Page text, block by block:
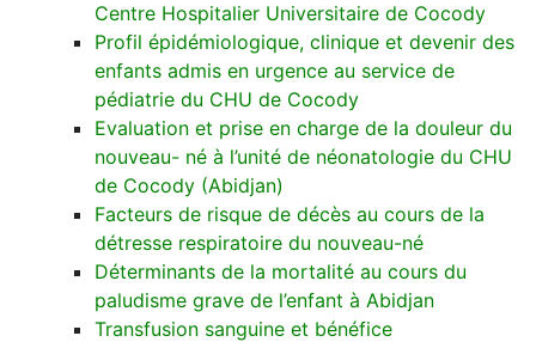
Centre Hospitalier Universitaire de Cocody
Profil épidémiologique, clinique et devenir des
enfants admis en urgence au service de
pédiatrie du CHU de Cocody
Evaluation et prise en charge de la douleur du
nouveau- né à l’unité de néonatologie du CHU
de Cocody (Abidjan)
Facteurs de risque de décès au cours de la
détresse respiratoire du nouveau-né
Déterminants de la mortalité au cours du
paludisme grave de l’enfant à Abidjan
Transfusion sanguine et bénéfice